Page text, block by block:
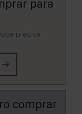
para
precisa
comprar